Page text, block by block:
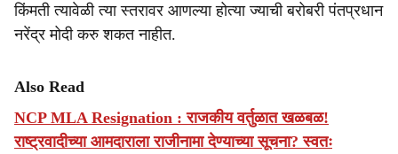
किंमती त्यावेळी त्या स्तरावर आणल्या होत्या ज्याची बरोबरी पंतप्रधान
नरेंद्र मोदी करु शकत नाहीत.
Also Read
NCP MLA Resignation : राजकीय वर्तुळात खळबळ!
राष्ट्रवादीच्या आमदाराला राजीनामा देण्याच्या सूचना? स्वतः